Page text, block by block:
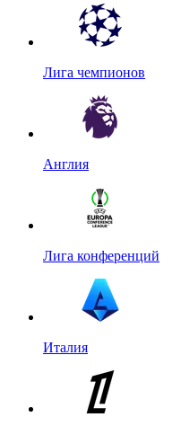
Лига чемпионов
Англия
Лига конференций
Италия